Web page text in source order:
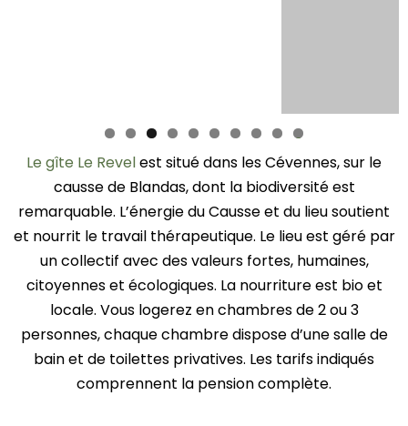
0
Le gîte Le Revelest situé dans les Cévennes, sur le
causse de Blandas, dont la biodiversité est
remarquable. L’énergie du Causse et du lieu soutient
et nourrit le travail thérapeutique. Le lieu est géré par
un collectif avec des valeurs fortes, humaines,
citoyennes et écologiques. La nourriture est bio et
locale. Vous logerez en chambres de 2 ou 3
personnes, chaque chambre dispose d’une salle de
bain et de toilettes privatives. Les tarifs indiqués
comprennent la pension complète.